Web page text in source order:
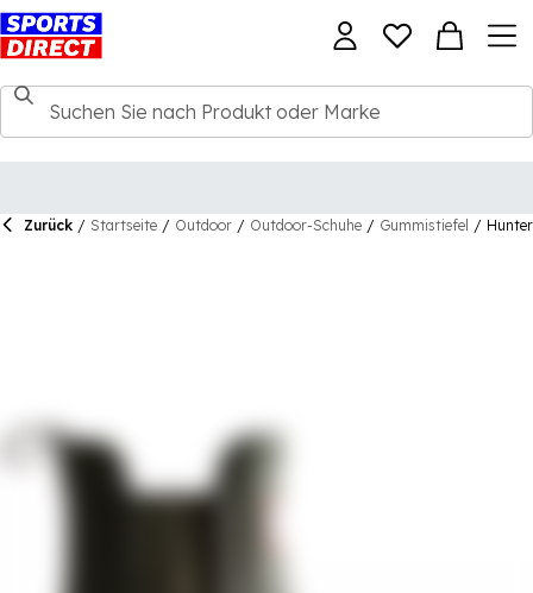
Zurück / Startseite / Outdoor / Outdoor-Schuhe / Gummistiefel /